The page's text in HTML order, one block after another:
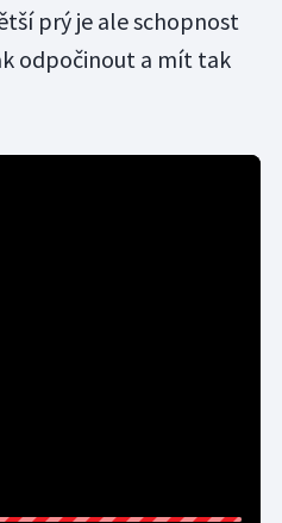
prý je ale schopnost
odpočinout a mít tak